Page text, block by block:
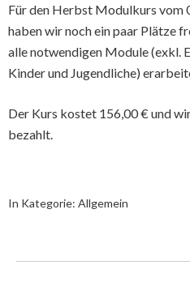
Für den Herbst Modulkurs vom
haben wir noch ein paar Plätze
alle notwendigen Module (exkl.
Kinder und Jugendliche)
Der Kurs kostet 156,00 € und
bezahlt.
In Kategorie: Allgemein